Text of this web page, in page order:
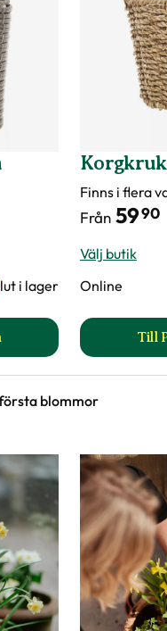
i lager
Elton produktsida
Finns i flera
Från 5990
Välj butik
Online
Till
blommor